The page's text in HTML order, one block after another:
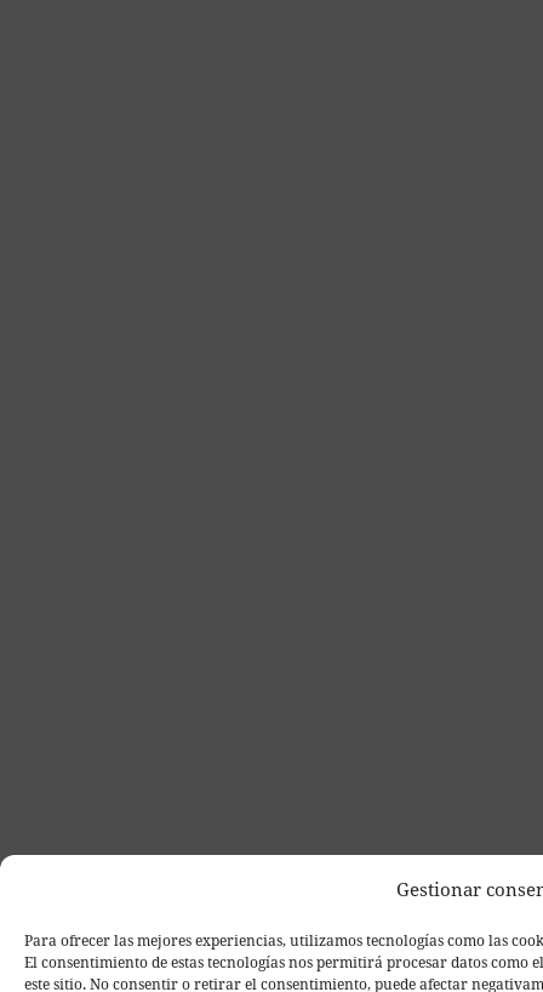
Gestionar
Para ofrecer las mejores experiencias, utilizamos tecnologías como las
El consentimiento de estas tecnologías nos permitirá procesar datos
este sitio. No consentir o retirar el consentimiento, puede afectar